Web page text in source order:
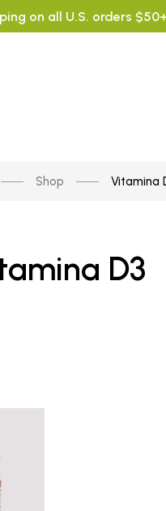
on all U.S. orders $50+
Shop Vitamina
D3